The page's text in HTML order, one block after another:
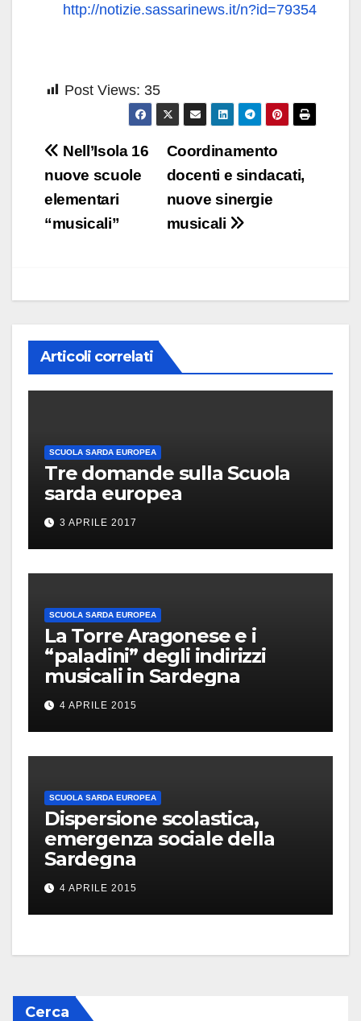
http://notizie.sassarinews.it/n?id=79354
Post Views: 35
Navigazione
articoli
Coordinamento
docenti e sindacati,
nuove sinergie
musicali
Nell’Isola 16
nuove scuole
elementari
“musicali”
Articoli correlati
SCUOLA SARDA EUROPEA
Tre domande sulla Scuola
sarda europea
3 APRILE 2017
SCUOLA SARDA EUROPEA
La Torre Aragonese e i
“paladini” degli indirizzi
musicali in Sardegna
4 APRILE 2015
SCUOLA SARDA EUROPEA
Dispersione scolastica,
emergenza sociale della
Sardegna
4 APRILE 2015
Cerca